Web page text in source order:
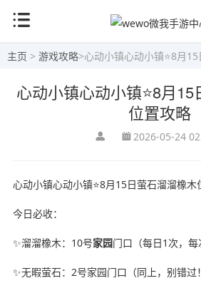
主页 > 游戏攻略>心动小镇心动小镇⭐8月
心动小镇心动小镇⭐8月
位置攻略
2026-05-24
心动小镇心动小镇⭐8月15日萤石溜溜橡木
今日必收：
✨溜溜橡木：10号家园门口（每日1次，每
✨无暇萤石：2号家园门口（同上，别错过